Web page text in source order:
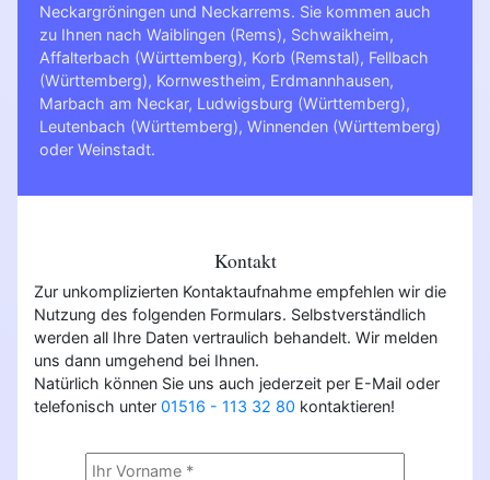
Neckargröningen und Neckarrems. Sie kommen auch
zu Ihnen nach Waiblingen (Rems), Schwaikheim,
Affalterbach (Württemberg), Korb (Remstal), Fellbach
(Württemberg), Kornwestheim, Erdmannhausen,
Marbach am Neckar, Ludwigsburg (Württemberg),
Leutenbach (Württemberg), Winnenden (Württemberg)
oder Weinstadt.
Kontakt
Zur unkomplizierten Kontaktaufnahme empfehlen wir die
Nutzung des folgenden Formulars. Selbstverständlich
werden all Ihre Daten vertraulich behandelt. Wir melden
uns dann umgehend bei Ihnen.
Natürlich können Sie uns auch jederzeit per E-Mail oder
telefonisch unter 01516 - 113 32 80 kontaktieren!